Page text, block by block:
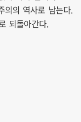
의의 역사로 남는다.
되돌아간다.